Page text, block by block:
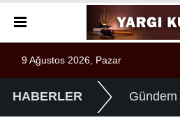
9 Ağustos 2026, Pazar
HABERLER Gündem